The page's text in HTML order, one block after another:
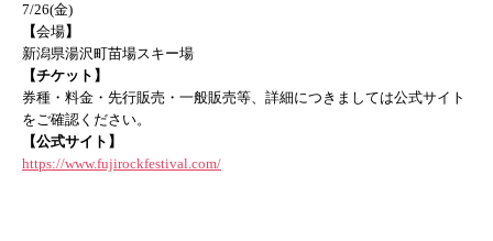
7/26(金)
【会場】
新潟県湯沢町苗場スキー場
【チケット】
券種・料金・先行販売・一般販売等、詳細につきましては公式サイト
をご確認ください。
【公式サイト】
https://www.fujirockfestival.com/